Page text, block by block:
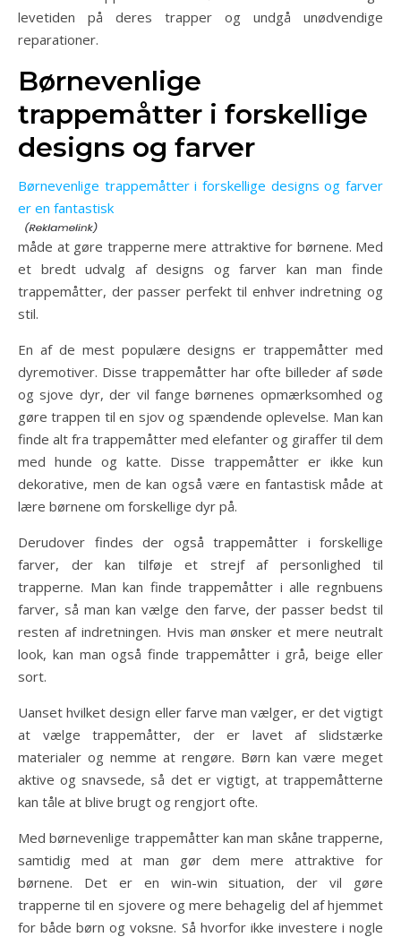
levetiden på deres trapper og undgå unødvendige
reparationer.
Børnevenlige
trappemåtter i forskellige
designs og farver
Børnevenlige trappemåtter i forskellige designs og farver
er en fantastisk
måde at gøre trapperne mere attraktive for børnene. Med
et bredt udvalg af designs og farver kan man finde
trappemåtter, der passer perfekt til enhver indretning og
stil.
En af de mest populære designs er trappemåtter med
dyremotiver. Disse trappemåtter har ofte billeder af søde
og sjove dyr, der vil fange børnenes opmærksomhed og
gøre trappen til en sjov og spændende oplevelse. Man kan
finde alt fra trappemåtter med elefanter og giraffer til dem
med hunde og katte. Disse trappemåtter er ikke kun
dekorative, men de kan også være en fantastisk måde at
lære børnene om forskellige dyr på.
Derudover findes der også trappemåtter i forskellige
farver, der kan tilføje et strejf af personlighed til
trapperne. Man kan finde trappemåtter i alle regnbuens
farver, så man kan vælge den farve, der passer bedst til
resten af indretningen. Hvis man ønsker et mere neutralt
look, kan man også finde trappemåtter i grå, beige eller
sort.
Uanset hvilket design eller farve man vælger, er det vigtigt
at vælge trappemåtter, der er lavet af slidstærke
materialer og nemme at rengøre. Børn kan være meget
aktive og snavsede, så det er vigtigt, at trappemåtterne
kan tåle at blive brugt og rengjort ofte.
Med børnevenlige trappemåtter kan man skåne trapperne,
samtidig med at man gør dem mere attraktive for
børnene. Det er en win-win situation, der vil gøre
trapperne til en sjovere og mere behagelig del af hjemmet
for både børn og voksne. Så hvorfor ikke investere i nogle